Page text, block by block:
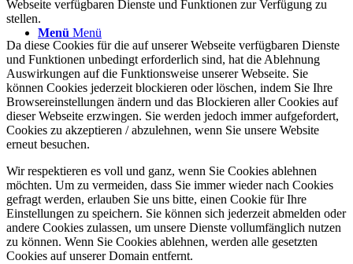
Menü Menü
Webseite verfügbaren Dienste und Funktionen zur Verfügung zu
stellen.
Da diese Cookies für die auf unserer Webseite verfügbaren Dienste
und Funktionen unbedingt erforderlich sind, hat die Ablehnung
Auswirkungen auf die Funktionsweise unserer Webseite. Sie
können Cookies jederzeit blockieren oder löschen, indem Sie Ihre
Browsereinstellungen ändern und das Blockieren aller Cookies auf
dieser Webseite erzwingen. Sie werden jedoch immer aufgefordert,
Cookies zu akzeptieren / abzulehnen, wenn Sie unsere Website
erneut besuchen.
Wir respektieren es voll und ganz, wenn Sie Cookies ablehnen
möchten. Um zu vermeiden, dass Sie immer wieder nach Cookies
gefragt werden, erlauben Sie uns bitte, einen Cookie für Ihre
Einstellungen zu speichern. Sie können sich jederzeit abmelden oder
andere Cookies zulassen, um unsere Dienste vollumfänglich nutzen
zu können. Wenn Sie Cookies ablehnen, werden alle gesetzten
Cookies auf unserer Domain entfernt.